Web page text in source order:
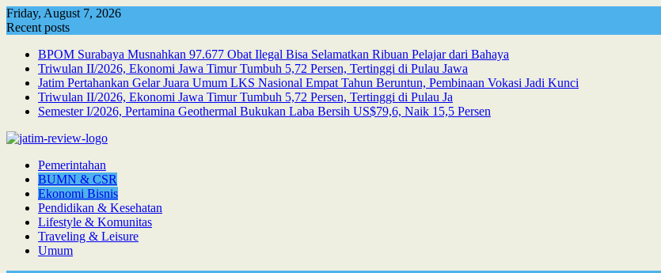
Skip
to
Friday, August 7, 2026
Recent posts
BPOM Surabaya Musnahkan 97.677 Obat Ilegal Bisa Selamatkan Ribuan Pelajar dari Bahaya
Triwulan II/2026, Ekonomi Jawa Timur Tumbuh 5,72 Persen, Tertinggi di Pulau Jawa
Jatim Pertahankan Gelar Juara Umum LKS Nasional Empat Tahun Beruntun, Pembinaan Vokasi Jadi Kunci
Triwulan II/2026, Ekonomi Jawa Timur Tumbuh 5,72 Persen, Tertinggi di Pulau Ja
Semester I/2026, Pertamina Geothermal Bukukan Laba Bersih US$79,6, Naik 15,5 Persen
Pemerintahan
BUMN & CSR
Ekonomi Bisnis
Pendidikan & Kesehatan
Lifestyle & Komunitas
Traveling & Leisure
Umum